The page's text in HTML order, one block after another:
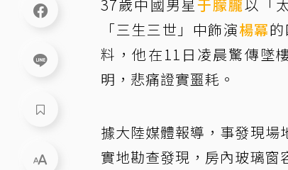
37歲中國男星于朦朧以「
「三生三世」中飾演楊冪
料，他在11日凌晨驚傳墜
明，悲痛證實噩耗。
據大陸媒體報導，事發現場
實地勘查發現，房內玻璃窗